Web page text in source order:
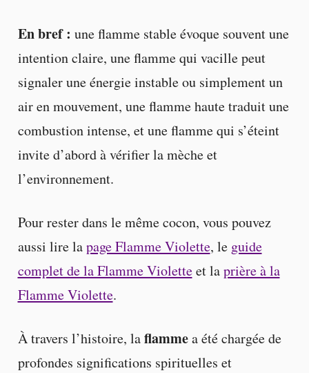
En bref : une flamme stable évoque souvent une
intention claire, une flamme qui vacille peut
signaler une énergie instable ou simplement un
air en mouvement, une flamme haute traduit une
combustion intense, et une flamme qui s’éteint
invite d’abord à vérifier la mèche et
l’environnement.
Pour rester dans le même cocon, vous pouvez
aussi lire lapage Flamme Violette, le guide
complet de la Flamme Violetteet laprière à la
Flamme Violette.
À travers l’histoire, laflammea été chargée de
profondes significations spirituelles et